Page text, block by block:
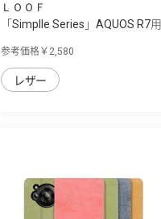
ＬＯＯＦ
「Simplle Series」AQUOS R7用
参考価格￥2,580
レザー